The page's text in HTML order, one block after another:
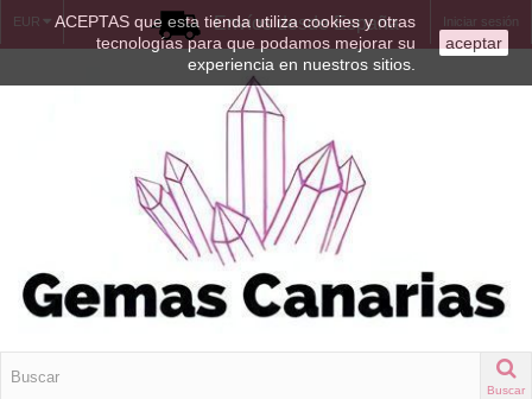
ACEPTAS que esta tienda utiliza cookies y otras
tecnologías para que podamos mejorar su
experiencia en nuestros sitios.
aceptar
EUR Iniciar sesión
Envíos desde España
Buscar